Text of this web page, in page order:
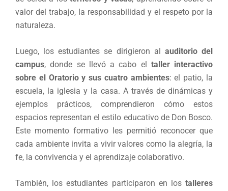
valor del trabajo, la responsabilidad y el respeto por la
naturaleza.
Luego, los estudiantes se dirigieron al auditorio del
campus, donde se llevó a cabo el taller interactivo
sobre el Oratorio y sus cuatro ambientes: el patio, la
escuela, la iglesia y la casa. A través de dinámicas y
ejemplos prácticos, comprendieron cómo estos
espacios representan el estilo educativo de Don Bosco.
Este momento formativo les permitió reconocer que
cada ambiente invita a vivir valores como la alegría, la
fe, la convivencia y el aprendizaje colaborativo.
También, los estudiantes participaron en los talleres